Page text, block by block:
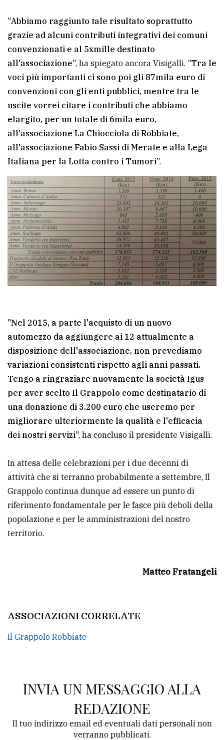
"Abbiamo raggiunto tale risultato soprattutto
grazie ad alcuni contributi integrativi dei comuni
convenzionati e al 5xmille destinato
all'associazione", ha spiegato ancora Visigalli. "Tra le
voci più importanti ci sono poi gli 87mila euro di
convenzioni con gli enti pubblici, mentre tra le
uscite vorrei citare i contributi che abbiamo
elargito, per un totale di 6mila euro,
all'associazione La Chiocciola di Robbiate,
all'associazione Fabio Sassi di Merate e alla Lega
Italiana per la Lotta contro i Tumori".
"Nel 2015, a parte l'acquisto di un nuovo
automezzo da aggiungere ai 12 attualmente a
disposizione dell'associazione, non prevediamo
variazioni consistenti rispetto agli anni passati.
Tengo a ringraziare nuovamente la società Igus
per aver scelto Il Grappolo come destinatario di
una donazione di 3.200 euro che useremo per
migliorare ulteriormente la qualità e l'efficacia
dei nostri servizi", ha concluso il presidente Visigalli.
In attesa delle celebrazioni per i due decenni di
attività che si terranno probabilmente a settembre, Il
Grappolo continua dunque ad essere un punto di
riferimento fondamentale per le fasce più deboli della
popolazione e per le amministrazioni del nostro
territorio.
Matteo Fratangeli
ASSOCIAZIONI CORRELATE
Il Grappolo Robbiate
INVIA UN MESSAGGIO ALLA
REDAZIONE
Il tuo indirizzo email ed eventuali dati personali non
verranno pubblicati.